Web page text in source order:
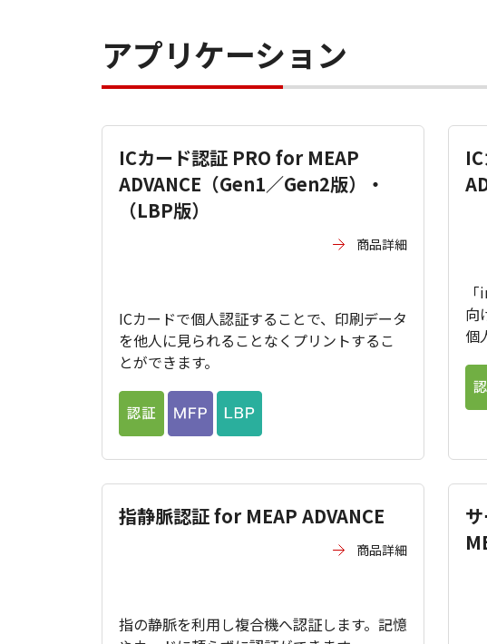
アプリケーション
ICカード認証 PRO for MEAP
ADVANCE（Gen1／Gen2版）・
（LBP版）
商品詳細
ICカードで個人認証することで、印刷データ
を他人に見られることなくプリントするこ
とができます。
向
個
指静脈認証 for MEAP ADVANCE
商品詳細
指の静脈を利用し複合機へ認証します。記憶